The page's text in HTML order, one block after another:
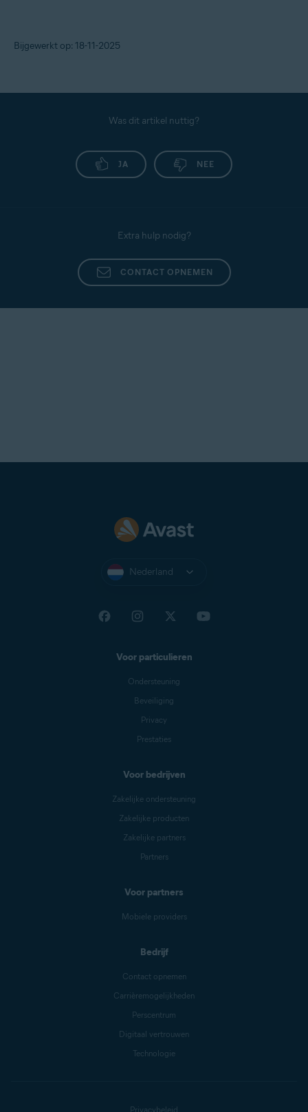
Bijgewerkt op: 18-11-2025
Was dit artikel nuttig?
JA NEE
Extra hulp nodig?
CONTACT OPNEMEN
Nederland
Voor particulieren
Ondersteuning
Beveiliging
Privacy
Prestaties
Voor bedrijven
Zakelijke ondersteuning
Zakelijke producten
Zakelijke partners
Partners
Voor partners
Mobiele providers
Bedrijf
Contact opnemen
Carrièremogelijkheden
Perscentrum
Digitaal vertrouwen
Technologie
Privacybeleid